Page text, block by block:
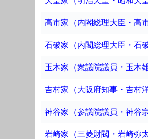
高市家（内閣総理大臣・高
石破家（内閣総理大臣・石
玉木家（衆議院議員・玉木
吉村家（大阪府知事・吉村
神谷家（参議院議員・神谷
岩崎家（三菱財閥・岩崎弥